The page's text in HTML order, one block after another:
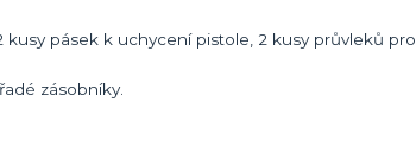
pásek k uchycení pistole, 2 kusy průvleků pro
zásobníky.